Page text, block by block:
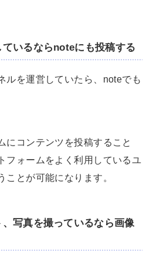
いるならnoteにも投稿する
ルを運営していたら、noteでも
にコンテンツを投稿すること
フォームをよく利用しているユ
ことが可能になります。
写真を撮っているなら画像